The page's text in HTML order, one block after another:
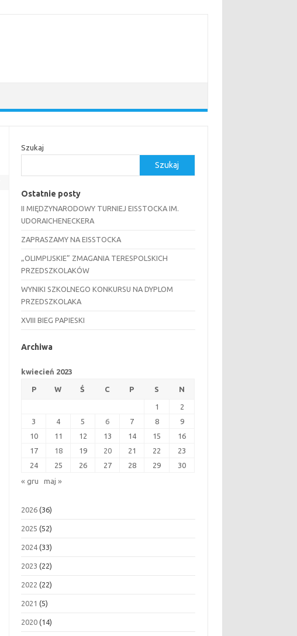
Szukaj
Szukaj
Ostatnie posty
II MIĘDZYNARODOWY TURNIEJ EISSTOCKA IM.
UDORAICHENECKERA
ZAPRASZAMY NA EISSTOCKA
„OLIMPIJSKIE” ZMAGANIA TERESPOLSKICH
PRZEDSZKOLAKÓW
WYNIKI SZKOLNEGO KONKURSU NA DYPLOM
PRZEDSZKOLAKA
XVIII BIEG PAPIESKI
Archiwa
kwiecień 2023
P W Ś C P S N
1
2
3
4 5 6 7 8
9
10
11 12 13 14 15
16
17
18 19 20 21 22
23
24
25 26 27 28 29 30
« gru maj »
2026 (36)
2025 (52)
2024 (33)
2023 (22)
2022 (22)
2021 (5)
2020 (14)